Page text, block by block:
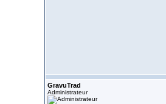
GravuTrad
Administrateur